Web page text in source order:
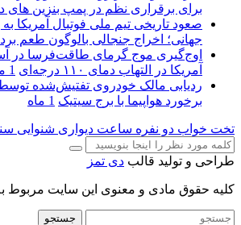
برای برقراری نظم در پمپ بنزین‌ های
صعود تاریخی تیم ملی فوتبال آمریکا
جهانی؛ اخراج جنجالی بالوگون طعم برد
اوج‌گیری موج گرمای طاقت‌فرسا در
آمریکا در التهاب دمای ۱۱۰ درجه‌ای
1 ماه
ردیابی مالک خودروی تفتیش‌شده
برخورد هواپیما با برج سیتیک 1 ماه
تخت خواب دو نفره ساعت دیواری شنوایی
طراحی و تولید قالب دی تمز
کلیه حقوق مادی و معنوی این سایت مربوط
جستجو